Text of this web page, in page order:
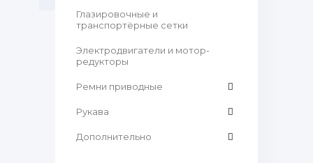
Глазировочные и
транспортёрные сетки
Электродвигатели и мотор-
редукторы
Ремни приводные
Рукава
Дополнительно